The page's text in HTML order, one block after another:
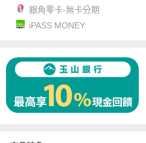
銀角零卡-無卡分期
iPASS MONEY